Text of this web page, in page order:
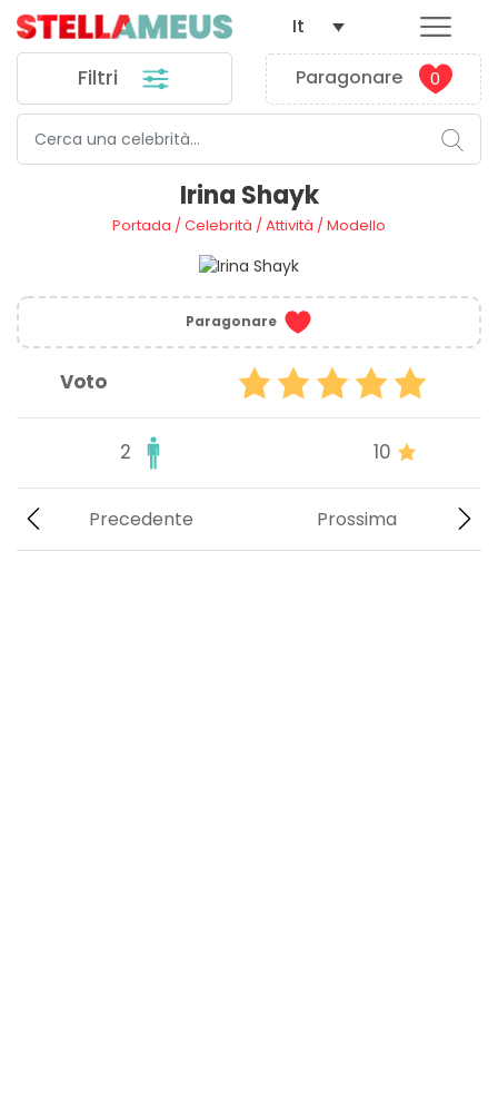
Filtri Paragonare 0
It
Irina Shayk
Portada /Celebrità /Attività /Modello
Paragonare
Voto
2 10
Prossima
Precedente